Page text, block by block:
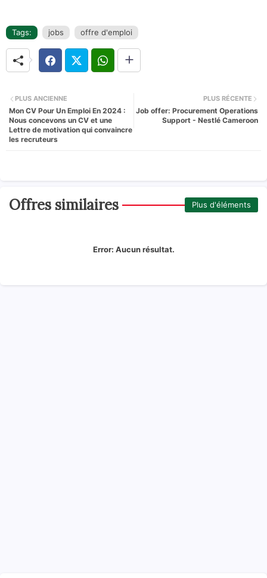
Tags: jobs offre d'emploi
PLUS RÉCENTE
Job offer: Procurement Operations
Support - Nestlé Cameroon
PLUS ANCIENNE
Mon CV Pour Un Emploi En 2024 :
Nous concevons un CV et une
Lettre de motivation qui convaincre
les recruteurs
Offres similaires Plus d'éléments
Error: Aucun résultat.